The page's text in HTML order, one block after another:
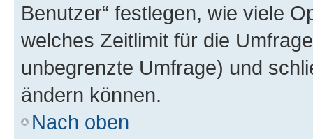
Benutzer“ festlegen, wie viele
welches Zeitlimit für die
unbegrenzte Umfrage) und
ändern können.
Nach oben